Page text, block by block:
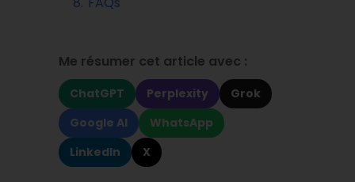
Me résumer cet article avec :
ChatGPT Perplexity
Grok
Google AI
WhatsApp
LinkedIn
X